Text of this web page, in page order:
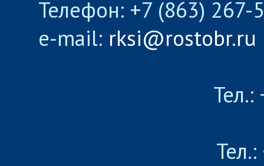
Телефон: +7 (863) 267-
e-mail: rksi@rostobr.ru